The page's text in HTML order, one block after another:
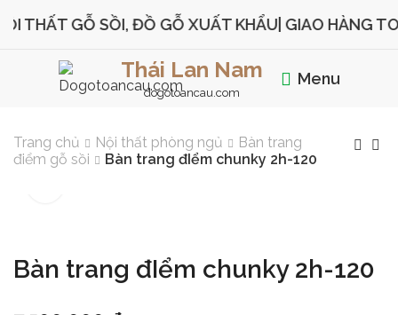
GỖ SỒI, ĐỒ GỖ XUẤT KHẨU| GIAO HÀNG
Thái Lan Nam
dogotoancau.com
Menu
Trang chủ Nội thất phòng ngủ
Bàn trang
điểm gỗ sồi
Bàn trang đIểm chunky 2h-120
Bàn trang đIểm chunky 2h-120